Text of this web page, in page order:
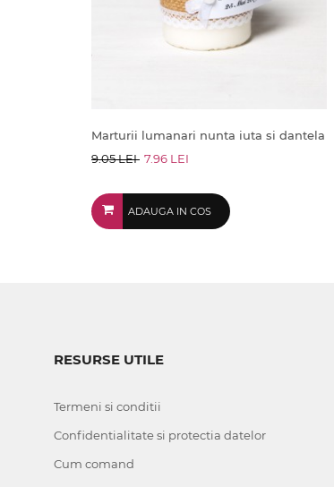
Marturii lumanari nunta iuta si dantela
9.05 LEI 7.96 LEI
ADAUGA IN COS
RESURSE UTILE
Termeni si conditii
Confidentialitate si protectia datelor
Cum comand